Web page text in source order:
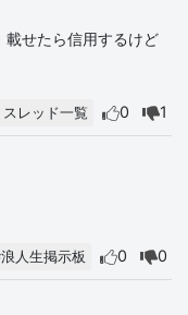
載せたら信用するけど
レッド一覧 0 1
人生掲示板 0 0